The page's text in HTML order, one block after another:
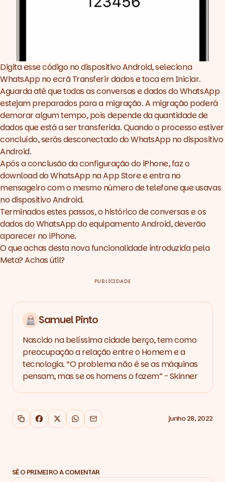
Digita esse código no dispositivoAndroid, seleciona
WhatsApp no ecrã Transferir dados e toca em Iniciar.
Aguarda até que todas as conversas e dados do WhatsApp
estejam preparados para a migração. A migração poderá
demorar algum tempo, pois depende da quantidade de
dados que está a ser transferida. Quando o processo estiver
concluído, serás desconectado do WhatsApp no dispositivo
Android.
Após a conclusão da configuração do iPhone, faz o
download doWhatsApp na App Storee entra no
mensageiro com o mesmo número de telefone que usavas
no dispositivo Android.
Terminados estes passos, o histórico de conversas e os
dados do WhatsApp do equipamentoAndroid, deverão
aparecer no iPhone.
O que achas desta nova funcionalidade introduzida pela
Meta? Achas útil?
PUBLICIDADE
Samuel Pinto
Nascido na belíssima cidade berço, tem como
preocupação a relação entre o Homem e a
tecnologia. “O problema não é se as máquinas
pensam, mas se os homens o fazem” - Skinner
Copiar link
Facebook
X WhatsApp
Email junho 28, 2022
SÊ O PRIMEIRO A COMENTAR